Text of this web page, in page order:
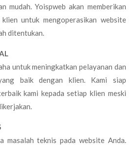
mudah. Yoispweb akan memberikan
untuk mengoperasikan website
ditentukan.
untuk meningkatkan pelayanan dan
baik dengan klien. Kami siap
kami kepada setiap klien meski
masalah teknis pada website Anda.